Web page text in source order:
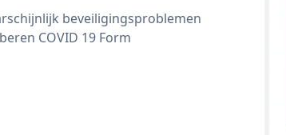
beveiligingsproblemen
COVID 19 Form